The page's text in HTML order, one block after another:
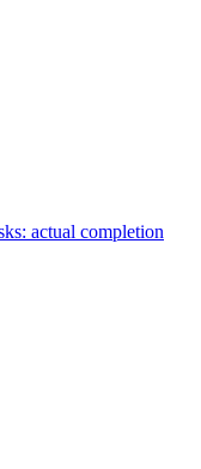
actual completion